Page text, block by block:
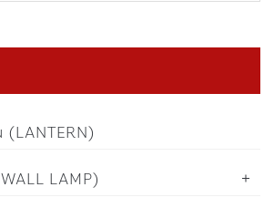
(LANTERN)
LAMP)